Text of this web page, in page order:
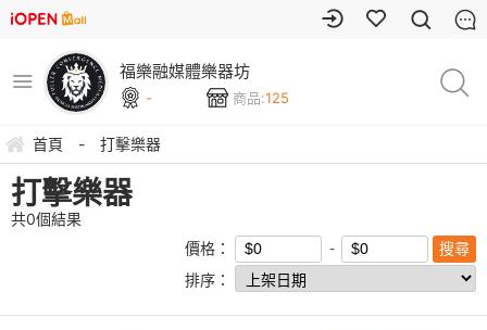
福樂融媒體樂器坊
- 商品:125
首頁 - 打擊樂器
打擊樂器
共0個結果
價格：
排序：